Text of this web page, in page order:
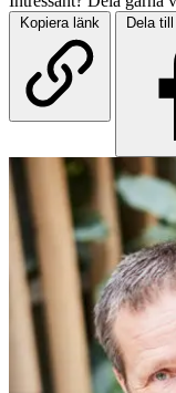
Kopiera länk Dela